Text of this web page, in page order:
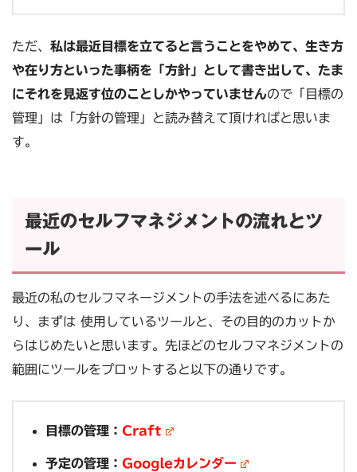
ただ、 私は最近目標を立てると言うことをやめて、生き方
や在り方といった事柄を「方針」として書き出して、たま
にそれを見返す位のことしかやっていませんので「目標の
管理」は「方針の管理」と読み替えて頂ければと思いま
す。
最近のセルフマネジメントの流れとツ
ール
最近の私のセルフマネージメントの手法を述べるにあた
り、まずは 使用しているツールと、その目的のカットか
らはじめたいと思います。先ほどのセルフマネジメントの
範囲にツールをプロットすると以下の通りです。
目標の管理： Craft
予定の管理： Googleカレンダー